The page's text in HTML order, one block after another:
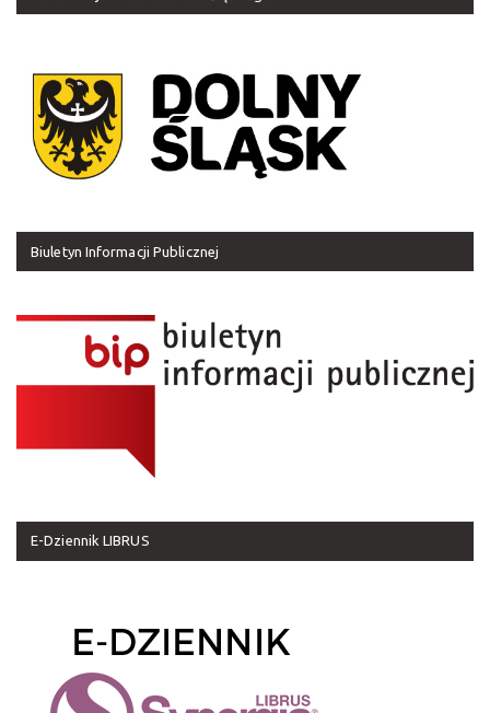
Biuletyn Informacji Publicznej
E-Dziennik LIBRUS